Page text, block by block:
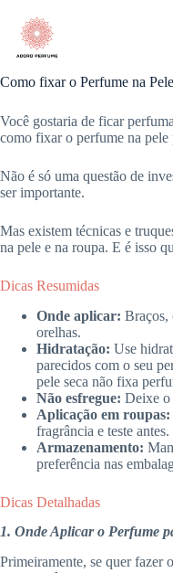
para
conteúdo
Como fixar o Perfume na
Você gostaria de ficar
como fixar o perfume na pele
Não é só uma questão de
ser importante.
Mas existem técnicas e
na pele e na roupa. E é isso
Dicas Resumidas
Onde aplicar: Braços,
orelhas.
Hidratação: Use
parecidos com o seu
pele seca não fixa
Não esfregue: Deixe o
Aplicação em roupas:
fragrância e teste antes.
Armazenamento:
preferência nas
Dicas Detalhadas
1. Onde Aplicar o Perfume
Primeiramente, se quer fazer